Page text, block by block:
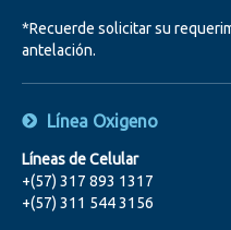
*Recuerde solicitar su
antelación.
Línea Oxigeno
Líneas de Celular
+(57) 317 893 1317
+(57) 311 544 3156